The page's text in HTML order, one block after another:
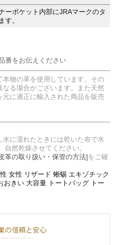
ーポケット内部にJRAマークのタ
す。
番をお伝えください
物の革を使用しています。その
る場合がございます。また天然
に適正に輸入された商品を販売
に濡れたときには乾いた布で水
然乾燥させてください。
革の取り扱い・保管の方法]をご確
女性 リザード 蜥蜴 エキゾチック
おきい 大容量 トートバッグ トー